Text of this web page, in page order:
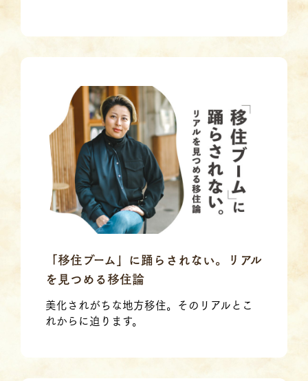
「移住ブーム」に踊らされない。リアル
を見つめる移住論
美化されがちな地方移住。そのリアルとこ
れからに迫ります。